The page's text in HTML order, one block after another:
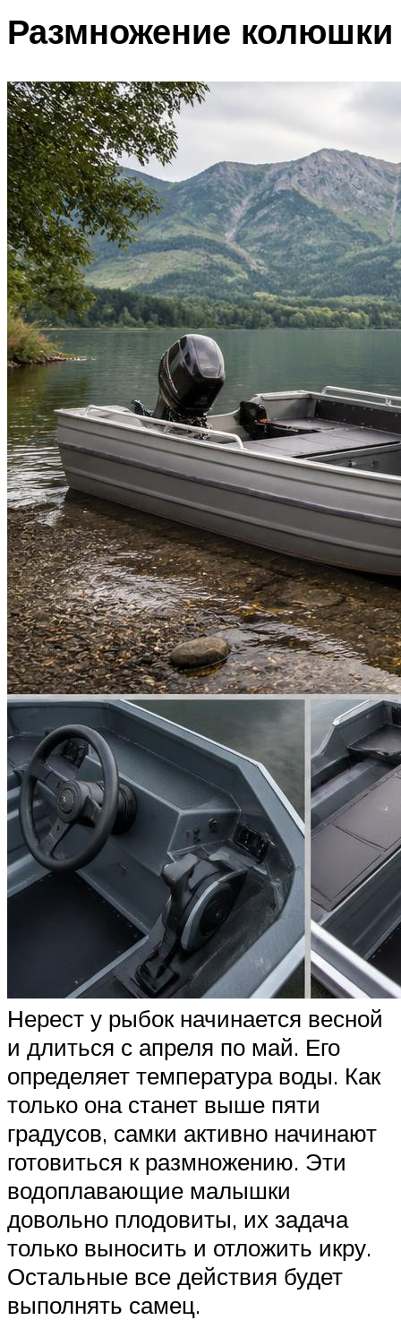
Размножение колюшки
Нерест у рыбок начинается весной
и длиться с апреля по май. Его
определяет температура воды. Как
только она станет выше пяти
градусов, самки активно начинают
готовиться к размножению. Эти
водоплавающие малышки
довольно плодовиты, их задача
только выносить и отложить икру.
Остальные все действия будет
выполнять самец.